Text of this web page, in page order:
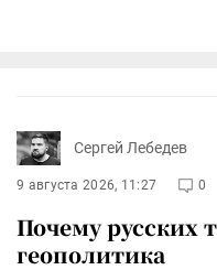
Сергей Лебедев
9 августа 2026, 11:27 0
Почему русских
геополитика